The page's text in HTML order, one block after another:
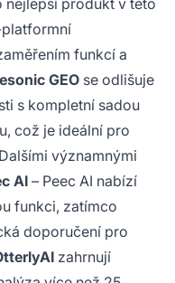
nejlepší produkt v této
funkcí a
GEO se odlišuje
s kompletní sadou
což je ideální pro
významnými
AI – Peec AI nabízí
funkci, zatímco
doporučení pro
zahrnují